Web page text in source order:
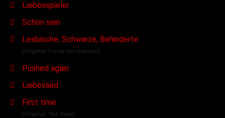
Liebesspieler
Schön sein
Lesbische, Schwarze, Behinderte
(Original: Funny van Dannen)
Pushed again
Liebeslied
First time
(Original: The Boys)